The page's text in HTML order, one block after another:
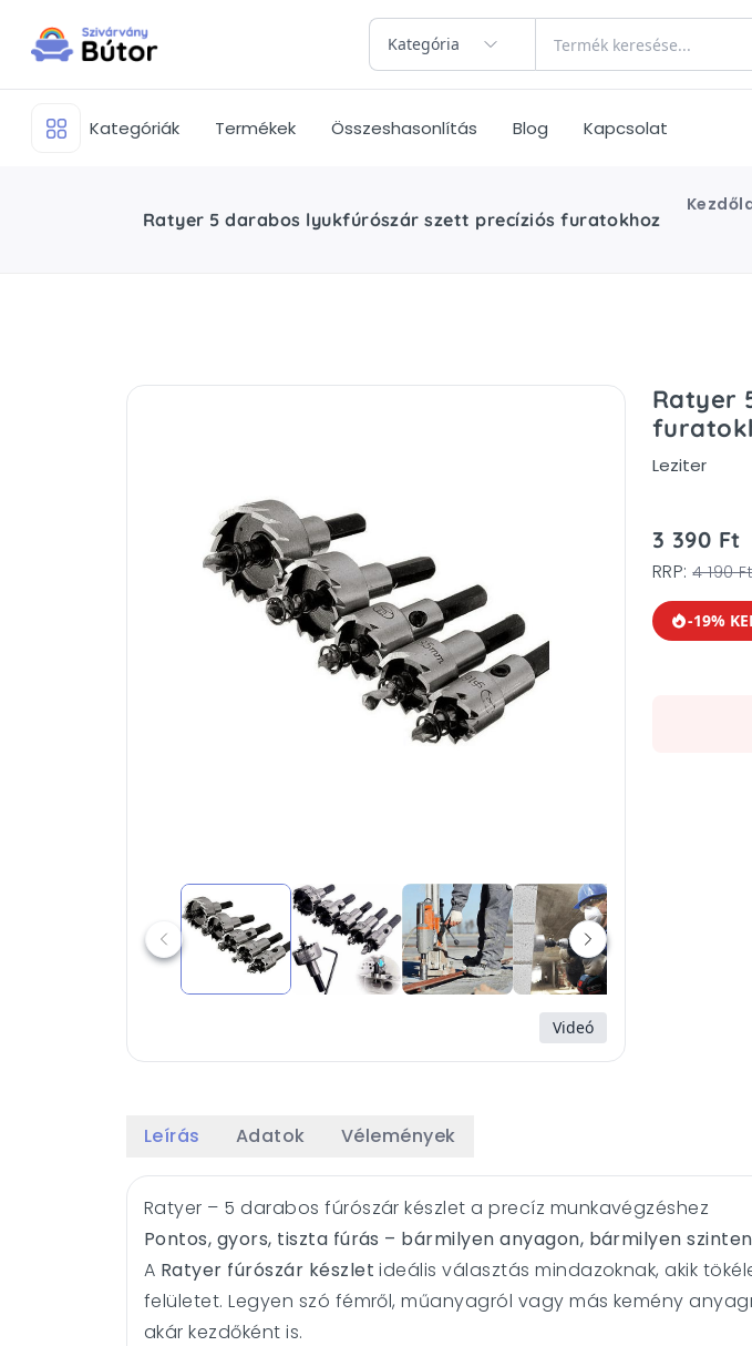
Kategória
Kategóriák Termékek Összeshasonlítás Blog Kapcsolat
Ratyer 5 darabos lyukfúrószár szett precíziós furatokhoz
Videó
Ratyer
Leziter
3 390 Ft
RRP:4 190
-19%
Leírás Adatok Vélemények
Ratyer – 5 darabos fúrószár készlet a precíz munkavégzéshez
Pontos, gyors, tiszta fúrás – bármilyen anyagon, bármilyen
A Ratyer fúrószár készlet ideális választás mindazoknak, akik
felületet. Legyen szó fémről, műanyagról vagy más kemény
akár kezdőként is.